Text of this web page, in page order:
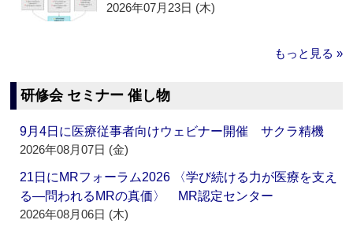
2026年07月23日 (木)
もっと見る »
研修会 セミナー 催し物
9月4日に医療従事者向けウェビナー開催 サクラ精機
2026年08月07日 (金)
21日にMRフォーラム2026 〈学び続ける力が医療を支え
る―問われるMRの真価〉 MR認定センター
2026年08月06日 (木)